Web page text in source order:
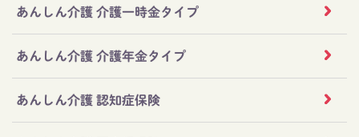
あんしん介護 介護一時金タイプ
あんしん介護 介護年金タイプ
あんしん介護 認知症保険